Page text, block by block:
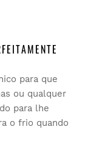
em sua
uma
de forma
para que
ou qualquer
para lhe
o frio quando